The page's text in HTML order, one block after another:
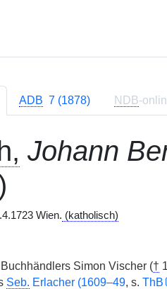
ADB 7 (1878) NDB-
Johann
Wien. (katholisch)
Simon Vischer (†
Seb. Erlacher (1609–49, s. ThB